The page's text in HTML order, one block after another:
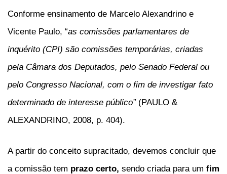
Conforme ensinamento de Marcelo Alexandrino e
Vicente Paulo, “as comissões parlamentares de
inquérito (CPI) são comissões temporárias, criadas
pela Câmara dos Deputados, pelo Senado Federal ou
pelo Congresso Nacional, com o fim de investigar fato
determinado de interesse público”(PAULO &
ALEXANDRINO, 2008, p. 404).
A partir do conceito supracitado, devemos concluir que
a comissão tem prazo certo, sendo criada para um fim